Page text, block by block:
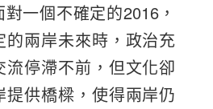
一個不確定的2016，
的兩岸未來時，政治充
流停滯不前，但文化卻
供橋樑，使得兩岸仍